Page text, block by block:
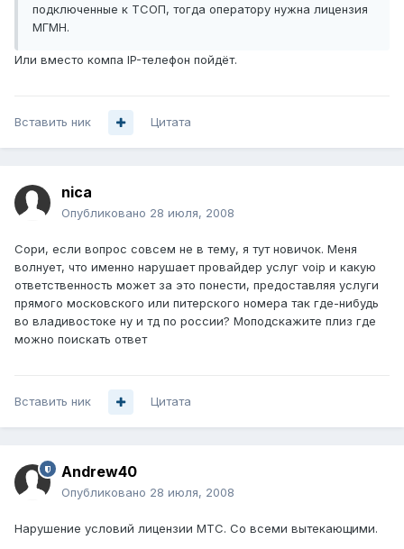
подключенные к ТСОП, тогда оператору нужна лицензия
МГМН.
Или вместо компа IP-телефон пойдёт.
Вставить ник Цитата
nica
Опубликовано 28 июля, 2008
Сори, если вопрос совсем не в тему, я тут новичок. Меня
волнует, что именно нарушает провайдер услуг voip и какую
ответственность может за это понести, предоставляя услуги
прямого московского или питерского номера так где-нибудь
во владивостоке ну и тд по россии? Моподскажите плиз где
можно поискать ответ
Вставить ник Цитата
Andrew40
Опубликовано 28 июля, 2008
Нарушение условий лицензии МТС. Со всеми вытекающими.